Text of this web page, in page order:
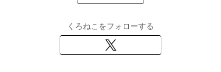
くろねこをフォローする